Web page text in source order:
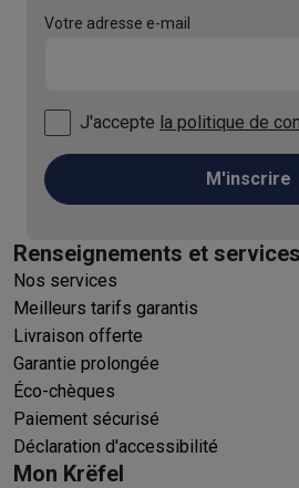
Votre adresse e-mail
J'accepte la politique de
M'inscrire
Renseignements et services
Nos services
Meilleurs tarifs garantis
Livraison offerte
Garantie prolongée
Éco-chèques
Paiement sécurisé
Déclaration d'accessibilité
Mon Krëfel